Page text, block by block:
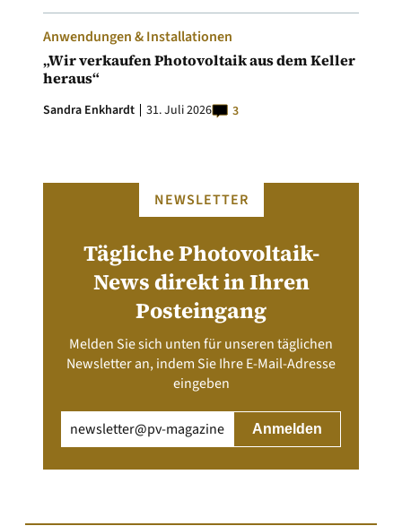
Anwendungen & Installationen
„Wir verkaufen Photovoltaik aus dem Keller
heraus“
Sandra Enkhardt 31. Juli 2026 3
NEWSLETTER
Tägliche Photovoltaik-
News direkt in Ihren
Posteingang
Melden Sie sich unten für unseren täglichen
Newsletter an, indem Sie Ihre E-Mail-Adresse
eingeben
(erforderlich)